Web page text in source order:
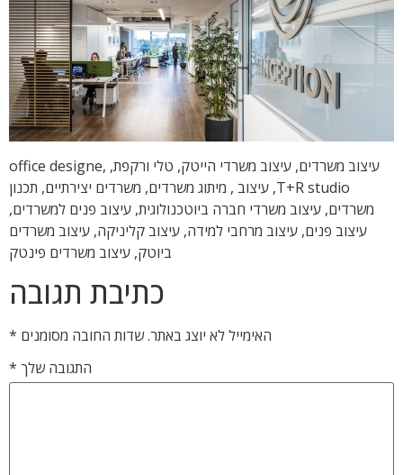
עיצוב משרדים, עיצוב משרדי הייטק, טלי ורקפת, office designe,
T+R studio, עיצוב , מיתוג משרדים, משרדים יצירתיים, תכנון
משרדים, עיצוב משרדי חברה ביוטכנולוגית, עיצוב פנים למשרדים,
עיצוב פנים, עיצוב מרחבי למידה, עיצוב קליניקה, עיצוב משרדים
ביוטק, עיצוב משרדים פינטק
כתיבת תגובה
האימייל לא יוצג באתר.שדות החובה מסומנים *
התגובה שלך *